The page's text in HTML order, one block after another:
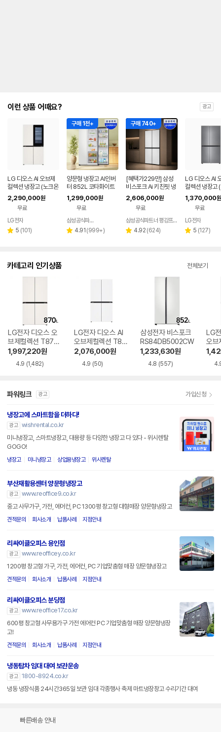
이런 상품 어때요? 광고
LG 디오스 AI 오브제
컬렉션 냉장고 (노크온
매직스페이스) T876
MEE412
2,290,000원
무료
LG전자
별 5 리
(101)
구매 1천+
양문형 냉장고 AI인버
터 852L 코타화이트
1,299,000원
무료
페이
삼성공식파트너 현성전자
별 4.91 리
(999+)
구매 740+
[혜택가229만] 삼성
비스포크 Ai 키친핏 냉
장고 4도어 640 리터
RM70F63R2A
2,606,000원
무료
삼성공식파트너 평강프라자
별 4.92 리
(624)
LG 디오스 AI
컬렉션 냉장고
형)
1,370,000원
무료
LG전자
별 5 리
(127)
카테고리 인기상품 전체보기
LG전자 디오스 오
브제컬렉션 T873
MEE111
1,997,220원
4.9 (1,482)
LG전자 디오스 AI
오브제컬렉션 T87
6MQQ1H1
2,076,000원
4.9 (50)
삼성전자 비스포크
RS84DB5002CW
1,233,630원
4.8 (557)
LG
오브
파워링크 광고 가입신청
냉장고에 스마트함을 더하다!
광고 wishrental.co.kr
미니냉장고, 스마트냉장고, 대용량 등 다양한 냉장고 다 있다 - 위시렌탈
GOGO!
냉장고 미니냉장고 상업용냉장고 위시렌탈
부산재활용센터 양문형냉장고
광고 www.reoffice9.co.kr
중고 사무가구, 가전, 에어컨, PC 1300평 창고형 대형매장 양문형냉장고
견적문의 회사소개 납품사례 지점안내
리싸이클오피스 용인점
광고 www.reofficey.co.kr
1200평 창고형 가구, 가전, 에어컨, PC 기업맞춤형 매장 양문형냉장고
견적문의 회사소개 납품사례 지점안내
리싸이클오피스 분당점
광고 www.reoffice17.co.kr
600평 창고형 사무용가구 가전 에어컨 PC 기업맞춤형 매장 양문형냉장
고!
견적문의 회사소개 납품사례 지점안내
냉동탑차 임대 대여 보관운송
광고 1800-8924.co.kr
냉동 냉장식품 24시간365일 보관 임대 각종행사 축제 마트냉장창고 수리기간 대여
빠른배송 안내